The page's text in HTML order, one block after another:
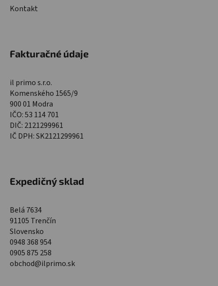
Kontakt
Fakturačné údaje
il primo s.r.o.
Komenského 1565/9
900 01 Modra
IČO: 53 114 701
DIČ: 2121299961
IČ DPH: SK2121299961
Expedičný sklad
Belá 7634
91105 Trenčín
Slovensko
0948 368 954
0905 875 258
obchod@ilprimo.sk